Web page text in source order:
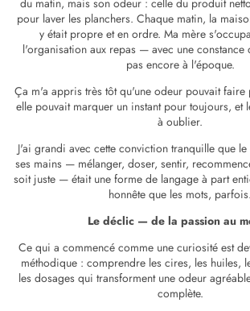
du matin, mais son odeur : celle du produit
pour laver les planchers. Chaque matin, la
y était propre et en ordre. Ma mère
l'organisation aux repas — avec une constance
pas encore à l'époque.
Ça m'a appris très tôt qu'une odeur pouvait faire
elle pouvait marquer un instant pour toujours, et
à oublier.
J'ai grandi avec cette conviction tranquille que
ses mains — mélanger, doser, sentir,
soit juste — était une forme de langage à part
honnête que les mots, parfois.
Le déclic — de la passion au
Ce qui a commencé comme une curiosité est
méthodique : comprendre les cires, les huiles,
les dosages qui transforment une odeur
complète.